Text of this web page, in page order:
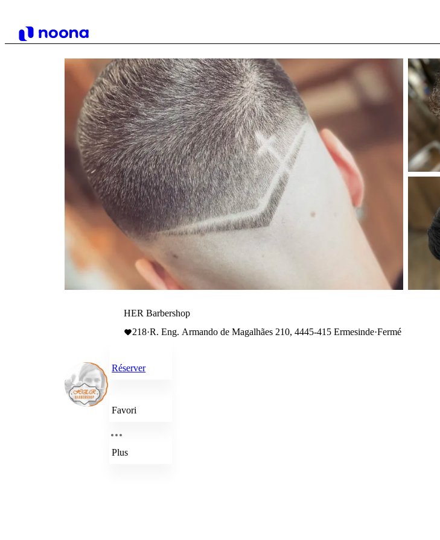
HER Barbershop
218·R. Eng. Armando de Magalhães 210, 4445-415 Ermesinde·Fermé
Réserver
Favori
Plus